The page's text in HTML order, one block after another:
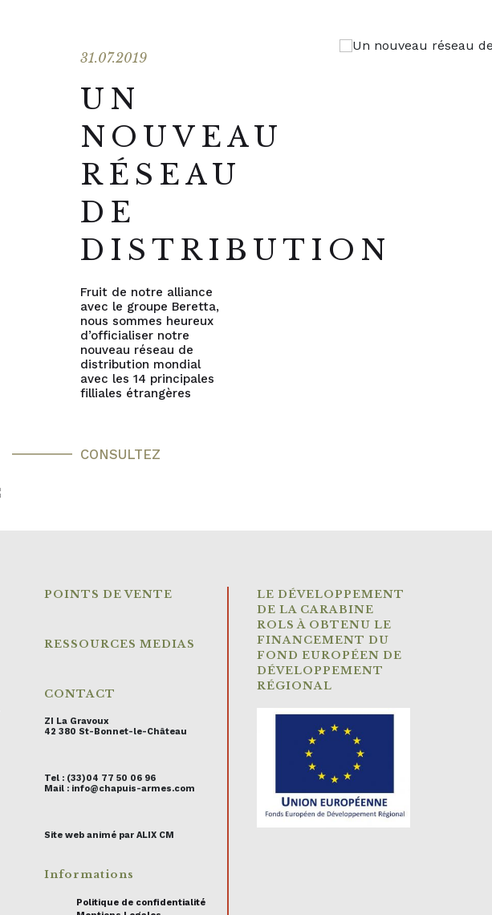
31.07.2019
UN
NOUVEAU
RÉSEAU
DE
DISTRIBUTION
Fruit de notre alliance
avec le groupe Beretta,
nous sommes heureux
d’officialiser notre
nouveau réseau de
distribution mondial
avec les 14 principales
filliales étrangères
CONSULTEZ
POINTS DE VENTE
RESSOURCES MEDIAS
CONTACT
ZI La Gravoux
42 380 St-Bonnet-le-Château
Tel : (33)04 77 50 06 96
Mail : info@chapuis-armes.com
Site web animé par ALIX CM
Informations
Politique de confidentialité
LE DÉVELOPPEMENT
DE LA CARABINE
ROLS À OBTENU LE
FINANCEMENT DU
FOND EUROPÉEN DE
DÉVELOPPEMENT
RÉGIONAL